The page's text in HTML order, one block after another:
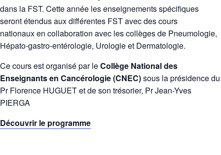
dans la FST. Cette année les enseignements spécifiques
seront étendus aux différentes FST avec des cours
nationaux en collaboration avec les collèges de Pneumologie,
Hépato-gastro-entérologie, Urologie et Dermatologie.
Ce cours est organisé par leCollège National des
Enseignants en Cancérologie (CNEC)sous la présidence du
Pr Florence HUGUET et de son trésorier, Pr Jean-Yves
PIERGA
Découvrir le programme